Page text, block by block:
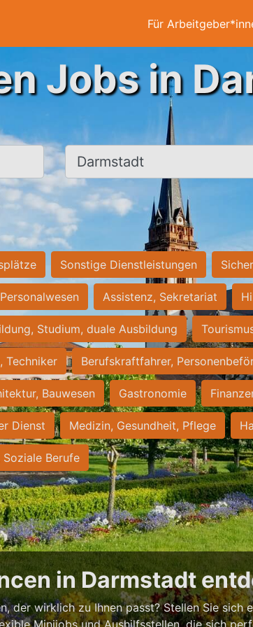
Für
Jobs in
Ort, Stadt
Sonstige Dienstleistungen
Personalwesen Assistenz, Sekretariat
Studium, duale Ausbildung
Techniker Berufskraftfahrer,
Bauwesen Gastronomie
Dienst Medizin, Gesundheit, Pflege
Soziale Berufe
in Darmstadt
der wirklich zu Ihnen passt? Stellen Sie sich